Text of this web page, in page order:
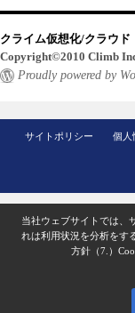
クライム仮想化/クラウ
Copyright©2010 Climb
Proudly powered by
サイトポリシー 個人
当社ウェブサイトでは、
れは利用状況を分析をす
方針（7.）